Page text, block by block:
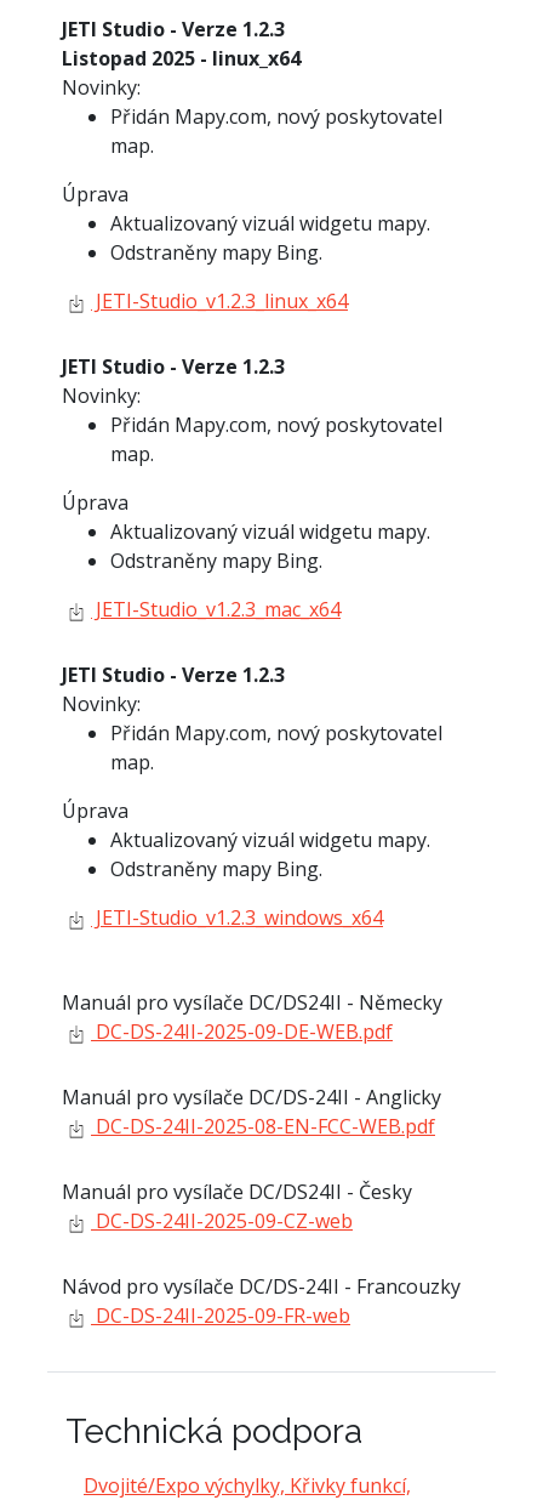
JETI Studio - Verze 1.2.3
Listopad 2025 - linux_x64
Novinky:
Přidán Mapy.com, nový poskytovatel
map.
Úprava
Aktualizovaný vizuál widgetu mapy.
Odstraněny mapy Bing.
JETI-Studio_v1.2.3_linux_x64
JETI Studio - Verze 1.2.3
Novinky:
Přidán Mapy.com, nový poskytovatel
map.
Úprava
Aktualizovaný vizuál widgetu mapy.
Odstraněny mapy Bing.
JETI-Studio_v1.2.3_mac_x64
JETI Studio - Verze 1.2.3
Novinky:
Přidán Mapy.com, nový poskytovatel
map.
Úprava
Aktualizovaný vizuál widgetu mapy.
Odstraněny mapy Bing.
JETI-Studio_v1.2.3_windows_x64
Manuál pro vysílače DC/DS24II - Německy
DC-DS-24II-2025-09-DE-WEB.pdf
Manuál pro vysílače DC/DS-24II - Anglicky
DC-DS-24II-2025-08-EN-FCC-WEB.pdf
Manuál pro vysílače DC/DS24II - Česky
DC-DS-24II-2025-09-CZ-web
Návod pro vysílače DC/DS-24II - Francouzky
DC-DS-24II-2025-09-FR-web
Technická podpora
Dvojité/Expo výchylky, Křivky funkcí,